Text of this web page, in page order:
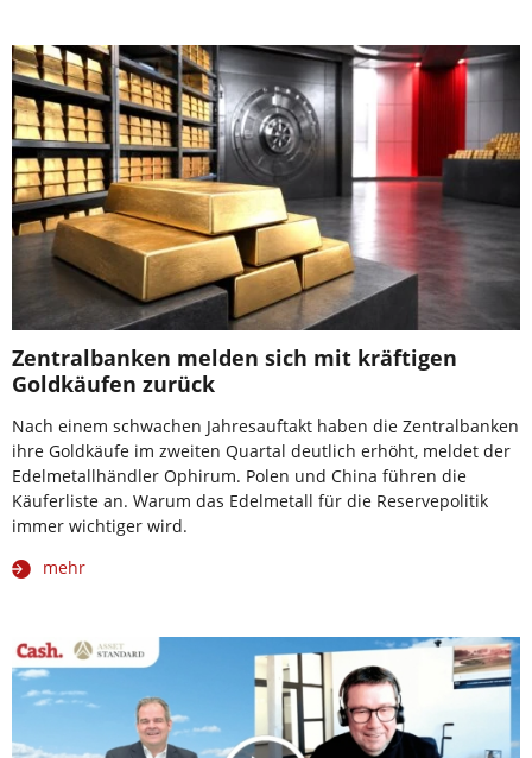
Zentralbanken melden sich mit kräftigen
Goldkäufen zurück
Nach einem schwachen Jahresauftakt haben die Zentralbanken
ihre Goldkäufe im zweiten Quartal deutlich erhöht, meldet der
Edelmetallhändler Ophirum. Polen und China führen die
Käuferliste an. Warum das Edelmetall für die Reservepolitik
immer wichtiger wird.
mehr